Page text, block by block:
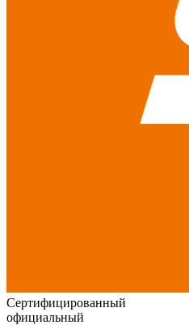
Сертифицированный
официальный